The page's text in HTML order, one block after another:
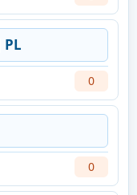
0
0